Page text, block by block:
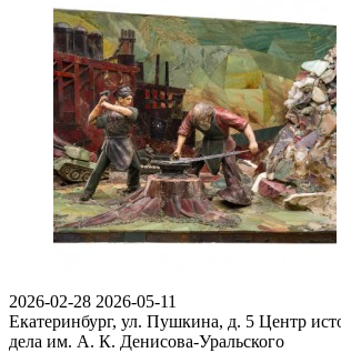
2026-02-28 2026-05-11
Екатеринбург, ул. Пушкина, д. 5 Центр
дела им. А. К. Денисова-Уральского